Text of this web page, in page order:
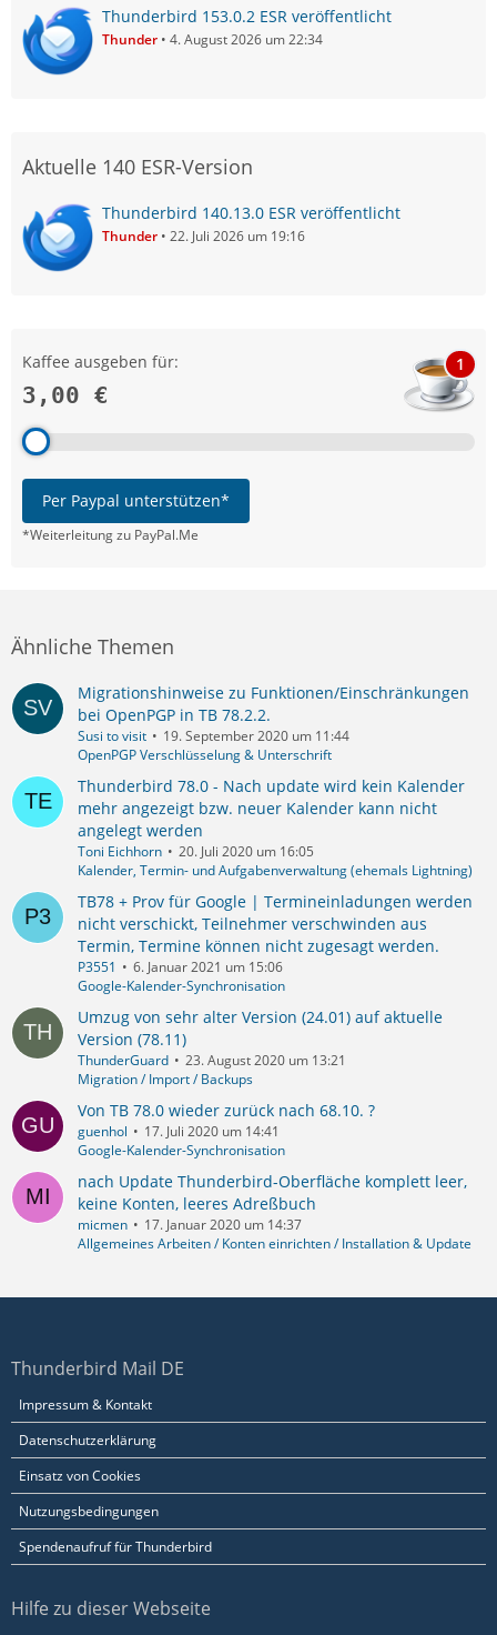
Thunderbird 153.0.2 ESR veröffentlicht
Thunder 4. August 2026 um 22:34
Aktuelle 140 ESR-Version
Thunderbird 140.13.0 ESR veröffentlicht
Thunder 22. Juli 2026 um 19:16
Kaffee ausgeben für:
3,00 €
1
Per Paypal unterstützen*
*Weiterleitung zu PayPal.Me
Ähnliche Themen
Migrationshinweise zu Funktionen/Einschränkungen
bei OpenPGP in TB 78.2.2.
Susi to visit
19. September 2020 um 11:44
OpenPGP Verschlüsselung & Unterschrift
Thunderbird 78.0 - Nach update wird kein Kalender
mehr angezeigt bzw. neuer Kalender kann nicht
angelegt werden
Toni Eichhorn
20. Juli 2020 um 16:05
Kalender, Termin- und Aufgabenverwaltung (ehemals Lightning)
TB78 + Prov für Google | Termineinladungen werden
nicht verschickt, Teilnehmer verschwinden aus
Termin, Termine können nicht zugesagt werden.
P3551
6. Januar 2021 um 15:06
Google-Kalender-Synchronisation
Umzug von sehr alter Version (24.01) auf aktuelle
Version (78.11)
ThunderGuard
23. August 2020 um 13:21
Migration / Import / Backups
Von TB 78.0 wieder zurück nach 68.10. ?
guenhol
17. Juli 2020 um 14:41
Google-Kalender-Synchronisation
nach Update Thunderbird-Oberfläche komplett leer,
keine Konten, leeres Adreßbuch
micmen
17. Januar 2020 um 14:37
Allgemeines Arbeiten / Konten einrichten / Installation & Update
Thunderbird Mail DE
Impressum & Kontakt
Datenschutzerklärung
Einsatz von Cookies
Nutzungsbedingungen
Spendenaufruf für Thunderbird
Hilfe zu dieser Webseite